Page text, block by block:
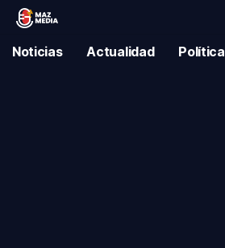
Noticias Actualidad Política